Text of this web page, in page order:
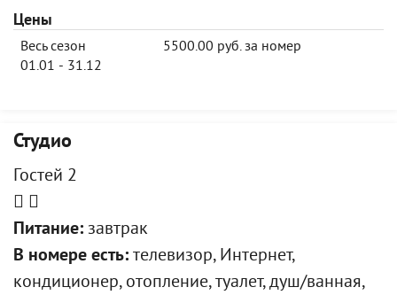
Цены
Весь сезон
01.01 - 31.12
5500.00 руб. за номер
Студио
Гостей 2
Питание: завтрак
В номере есть: телевизор, Интернет,
кондиционер, отопление, туалет, душ/ванная,